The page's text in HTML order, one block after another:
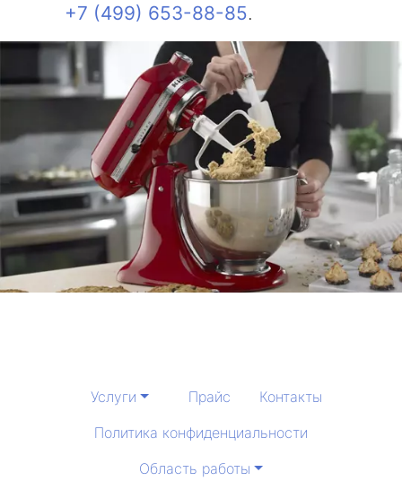
+7 (499) 653-88-85.
Услуги Прайс
Контакты
Политика конфиденциальности
Область работы